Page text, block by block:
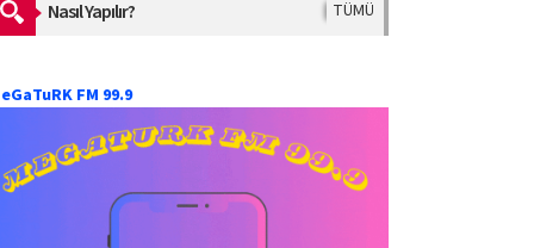
Nasıl Yapılır? TÜMÜ
FM 99.9